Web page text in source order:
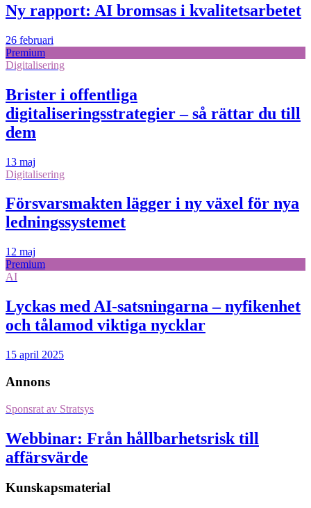
Ny rapport: AI bromsas i kvalitetsarbetet
26 februari
Premium
Digitalisering
Brister i offentliga
digitaliseringsstrategier – så rättar du till
dem
13 maj
Digitalisering
Försvarsmakten lägger i ny växel för nya
ledningssystemet
12 maj
Premium
AI
Lyckas med AI-satsningarna – nyfikenhet
och tålamod viktiga nycklar
15 april 2025
Annons
Sponsrat av Stratsys
Webbinar: Från hållbarhetsrisk till
affärsvärde
Kunskapsmaterial